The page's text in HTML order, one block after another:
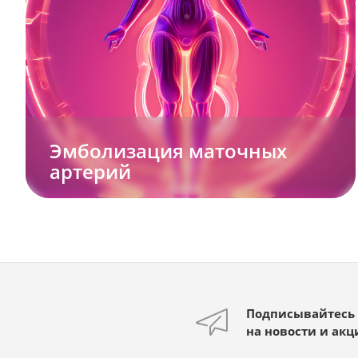
Эмболизация маточных
артерий
Подписывайтесь
на новости и